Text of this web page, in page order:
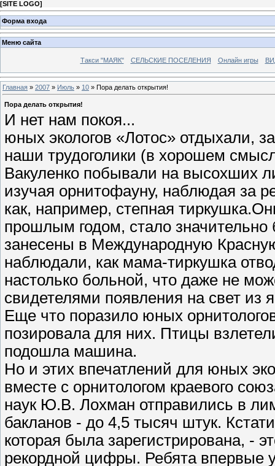
[SITE LOGO]
Форма входа
Меню сайта
Такси "МАЯК" СЕЛЬСКИЕ ПОСЕЛЕНИЯ Онлайн игры
Главная » 2007 » Июль » 10 » Пора делать открытия!
Пора делать открытия!
И нет нам покоя...
юных экологов «Лотос» отдыхали,
наши трудоголики (в хорошем
Вакуленко побывали на высохших
изучая орнитофауну, наблюдая за
как, например, степная
прошлым годом, стало
занесены в Международную
наблюдали, как мама-тиркушка
настолько больной, что даже не
свидетелями появления на свет из
Еще что поразило юных
позировала для них. Птицы
подошла машина.
Но и этих впечатлений для юных
вместе с орнитологом краевого
наук Ю.В. Лохман отправились в
бакланов - до 4,5 тысяч штук.
которая была зарегистрирована, -
рекордной цифры. Ребята впервые